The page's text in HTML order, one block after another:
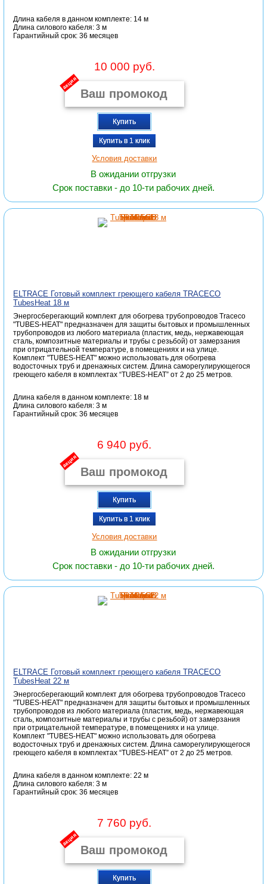
Длина кабеля в данном комплекте: 14 м
Длина силового кабеля: 3 м
Гарантийный срок: 36 месяцев
10 000 руб.
акция
Купить
Купить в 1 клик
Условия доставки
В ожидании отгрузки
Срок поставки - до 10-ти рабочих дней.
ELTRACE Готовый комплект греющего кабеля TRACECO
TubesHeat 18 м
Энергосберегающий комплект для обогрева трубопроводов Traceco
"TUBES-HEAT" предназначен для защиты бытовых и промышленных
трубопроводов из любого материала (пластик, медь, нержавеющая
сталь, композитные материалы и трубы с резьбой) от замерзания
при отрицательной температуре, в помещениях и на улице.
Комплект "TUBES-HEAT" можно использовать для обогрева
водосточных труб и дренажных систем. Длина саморегулирующегося
греющего кабеля в комплектах “TUBES-HEAT” от 2 до 25 метров.
Длина кабеля в данном комплекте: 18 м
Длина силового кабеля: 3 м
Гарантийный срок: 36 месяцев
6 940 руб.
акция
Купить
Купить в 1 клик
Условия доставки
В ожидании отгрузки
Срок поставки - до 10-ти рабочих дней.
ELTRACE Готовый комплект греющего кабеля TRACECO
TubesHeat 22 м
Энергосберегающий комплект для обогрева трубопроводов Traceco
"TUBES-HEAT" предназначен для защиты бытовых и промышленных
трубопроводов из любого материала (пластик, медь, нержавеющая
сталь, композитные материалы и трубы с резьбой) от замерзания
при отрицательной температуре, в помещениях и на улице.
Комплект "TUBES-HEAT" можно использовать для обогрева
водосточных труб и дренажных систем. Длина саморегулирующегося
греющего кабеля в комплектах “TUBES-HEAT” от 2 до 25 метров.
Длина кабеля в данном комплекте: 22 м
Длина силового кабеля: 3 м
Гарантийный срок: 36 месяцев
7 760 руб.
акция
Купить